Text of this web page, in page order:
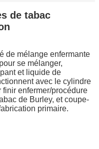
de tabac
de mélange enfermante
se mélanger,
et liquide de
avec le cylindre
enfermer/procédure
de Burley, et coupe-
primaire.